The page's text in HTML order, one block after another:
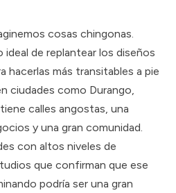
cosas chingonas.
de replantear los diseños
hacerlas más transitables a pie
ciudades como Durango,
calles angostas, una
y una gran comunidad.
con altos niveles de
que confirman que ese
podría ser una gran